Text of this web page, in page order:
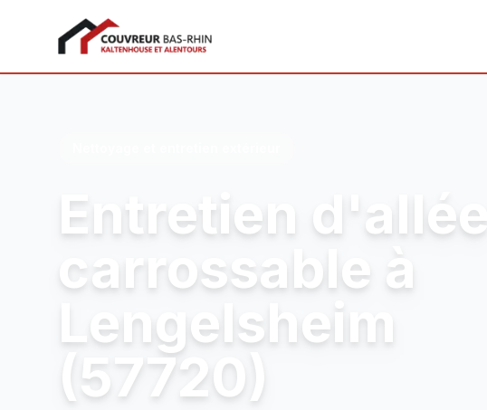
Couvreur Bas-Rhin
Entretien d'allée
carrossable à
Lengelsheim
(57720)